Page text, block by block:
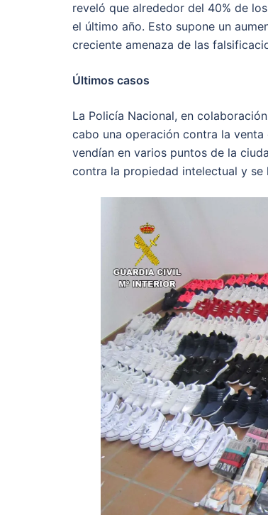
reveló que alrededor del 40% de
el último año. Esto supone un
creciente amenaza de las
Últimos casos
La Policía Nacional, en
cabo una operación contra la
vendían en varios puntos de la
contra la propiedad intelectual y